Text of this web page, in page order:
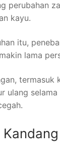
perubahan
kayu.
itu,
lama
ulang